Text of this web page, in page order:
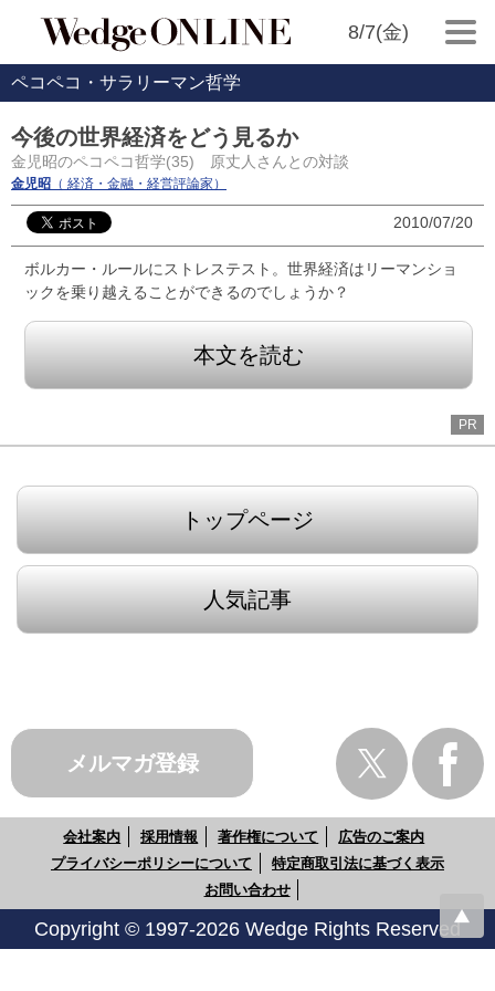
8/7(金)
ペコペコ・サラリーマン哲学
今後の世界経済をどう見るか
金児昭のペコペコ哲学(35) 原丈人さんとの対談
金児昭 （ 経済・金融・経営評論家）
2010/07/20
ボルカー・ルールにストレステスト。世界経済はリーマンショ
ックを乗り越えることができるのでしょうか？
本文を読む
PR
トップページ
人気記事
メルマガ登録
会社案内 採用情報 著作権について
広告のご案内
プライバシーポリシーについて
特定商取引法に基づく表示
お問い合わせ
Copyright © 1997-2026 Wedge Rights Reserved